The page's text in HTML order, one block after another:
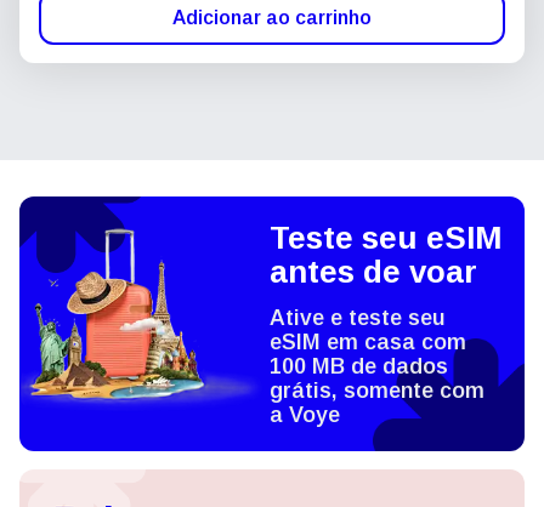
Adicionar ao carrinho
Teste seu eSIM
antes de voar
Ative e teste seu
eSIM em casa com
100 MB de dados
grátis, somente com
a Voye